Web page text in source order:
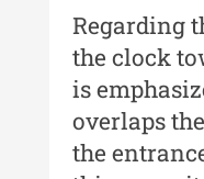
Buletinul
și
Buletinul
Regarding
the clock
is
overlaps
the